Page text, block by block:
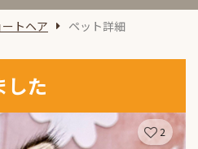
トヘア ペット詳細
した
2